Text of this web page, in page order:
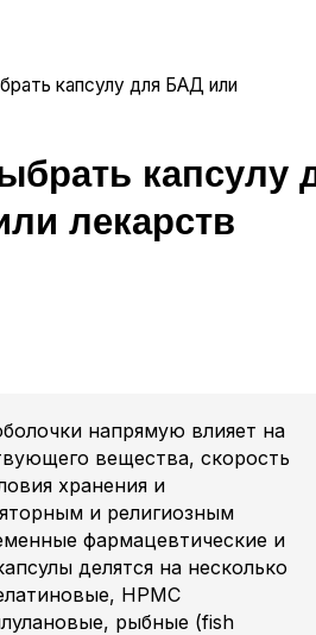
напрямую влияет на
вещества, скорость
хранения и
и религиозным
фармацевтические и
делятся на несколько
HPMC
рыбные (fish